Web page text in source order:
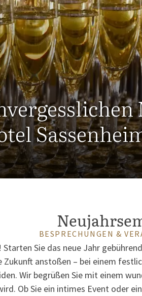
BESPRECHUNGEN &
Starten Sie das neue Jahr
Zukunft anstoßen – bei einem
Wir begrüßen Sie mit einem
Ob Sie ein intimes Event oder